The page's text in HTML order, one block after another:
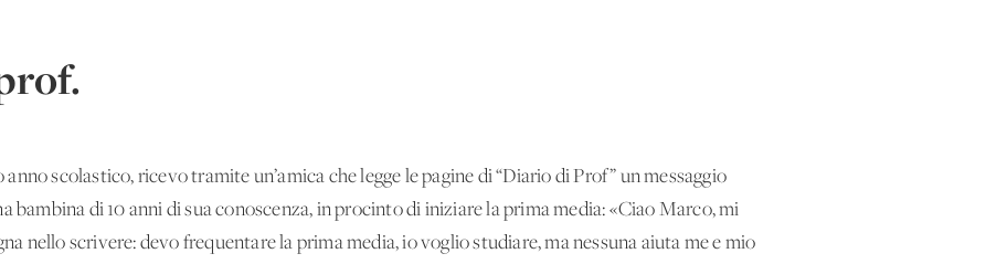
scolastico, ricevo tramite un’amica che legge le pagine di “Diario di Prof” un messaggio
bambina di 10 anni di sua conoscenza, in procinto di iniziare la prima media: «Ciao Marco, mi
nello scrivere: devo frequentare la prima media, io voglio studiare, ma nessuna aiuta me e mio